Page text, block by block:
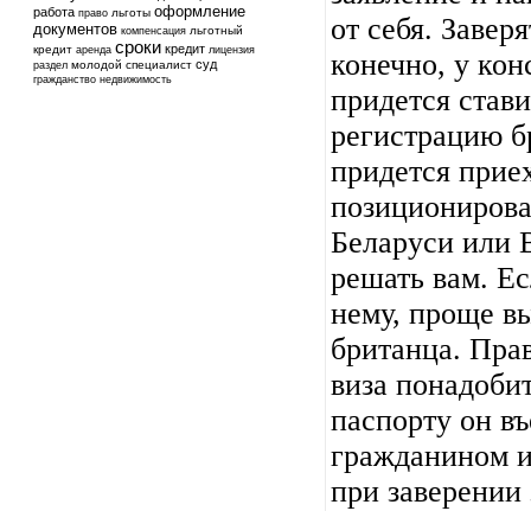
работа право льготы оформление
документов компенсация льготный
кредит аренда сроки кредит лицензия
раздел молодой специалист суд
гражданство недвижимость
от себя.
конечно, у
придется
регистрацию
придется
Беларуси или
решать вам.
нему, проще
британца.
виза
паспорту он
гражданином
при